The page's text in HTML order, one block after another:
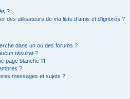
?
des utilisateurs de ma liste d’amis et d’ignorés ?
dans un ou des forums ?
résultat ?
page blanche ?!
?
messages et sujets ?